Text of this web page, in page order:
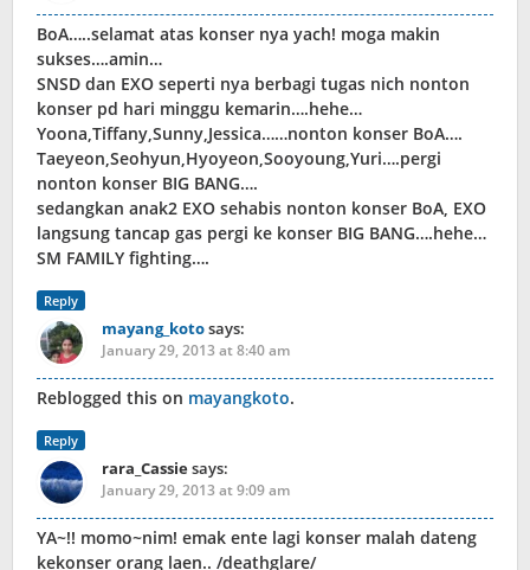
BoA…..selamat atas konser nya yach! moga makin
sukses….amin…
SNSD dan EXO seperti nya berbagi tugas nich nonton
konser pd hari minggu kemarin….hehe…
Yoona,Tiffany,Sunny,Jessica……nonton konser BoA….
Taeyeon,Seohyun,Hyoyeon,Sooyoung,Yuri….pergi
nonton konser BIG BANG….
sedangkan anak2 EXO sehabis nonton konser BoA, EXO
langsung tancap gas pergi ke konser BIG BANG….hehe…
SM FAMILY fighting….
Reply
mayang_kotosays:
January 29, 2013 at 8:40 am
Reblogged this on mayangkoto.
Reply
rara_Cassiesays:
January 29, 2013 at 9:09 am
YA~!! momo~nim! emak ente lagi konser malah dateng
kekonser orang laen.. /deathglare/